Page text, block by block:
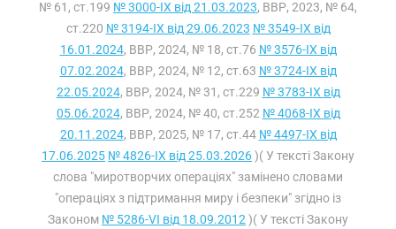
№ 61, ст.199 № 3000-IX від 21.03.2023, ВВР, 2023, № 64,
ст.220 № 3194-IX від 29.06.2023 № 3549-IX від
16.01.2024, ВВР, 2024, № 18, ст.76 № 3576-IX від
07.02.2024, ВВР, 2024, № 12, ст.63 № 3724-IX від
22.05.2024, ВВР, 2024, № 31, ст.229 № 3783-IX від
05.06.2024, ВВР, 2024, № 40, ст.252 № 4068-IX від
20.11.2024, ВВР, 2025, № 17, ст.44 № 4497-IX від
17.06.2025 № 4826-IX від 25.03.2026)( У тексті Закону
слова "миротворчих операціях" замінено словами
"операціях з підтримання миру і безпеки" згідно із
Законом № 5286-VI від 18.09.2012 )( У тексті Закону